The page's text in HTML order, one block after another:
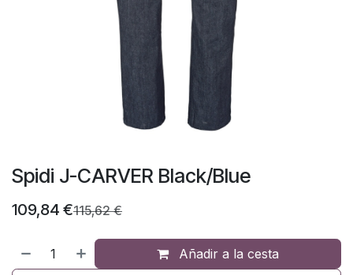
Spidi J-CARVER Black/Blue
109,84 €115,62€
Añadir a la cesta